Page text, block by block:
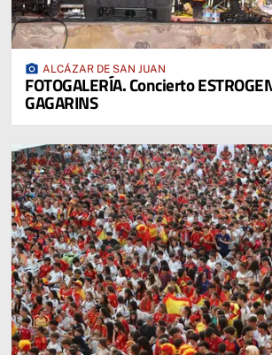
photo_camera ALCÁZAR DE SAN JUAN
FOTOGALERÍA. Concierto
GAGARINS